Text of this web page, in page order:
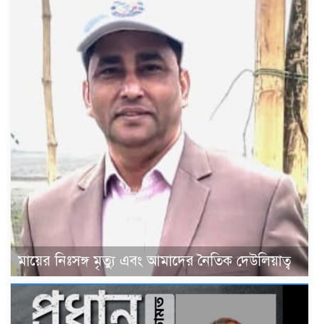
মায়ের নিঃসঙ্গ মৃত্যু এবং আমাদের নৈতিক দেউলিয়াত্ব